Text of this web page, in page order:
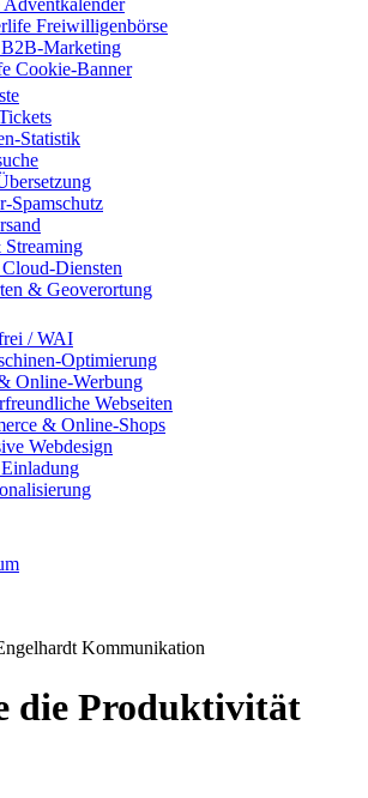
Adventkalender
Freiwilligenbörse
B2B-Marketing
Cookie-Banner
Statistik
Spamschutz
Diensten
& Geoverortung
/ WAI
Optimierung
Online-Werbung
Webseiten
& Online-Shops
Webdesign
Kommunikation
die Produktivität